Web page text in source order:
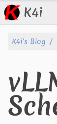
K4i
文章
关于
标签
K4i's Blog